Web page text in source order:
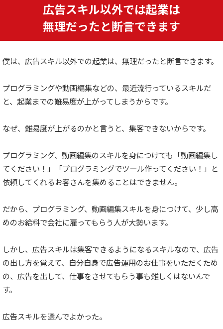
広告スキル以外では起業は
無理だったと断言できます
僕は、広告スキル以外での起業は、無理だったと断言できます。
プログラミングや動画編集などの、最近流行っているスキルだ
と、起業までの難易度が上がってしまうからです。
なぜ、難易度が上がるのかと言うと、集客できないからです。
プログラミング、動画編集のスキルを身につけても「動画編集し
てください！」「プログラミングでツール作ってください！」と
依頼してくれるお客さんを集めることはできません。
だから、プログラミング、動画編集スキルを身につけて、少し高
めのお給料で会社に雇ってもらう人が大勢います。
しかし、広告スキルは集客できるようになるスキルなので、広告
の出し方を覚えて、自分自身で広告運用のお仕事をいただくため
の、広告を出して、仕事をさせてもらう事も難しくはないんで
す。
広告スキルを選んでよかった。